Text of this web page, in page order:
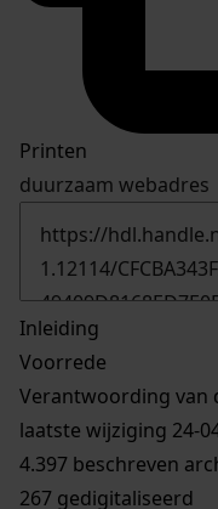
Printen
duurzaam webadres
Inleiding
Voorrede
Verantwoording van
laatste wijziging 24-
4.397 beschreven
267 gedigitaliseerd